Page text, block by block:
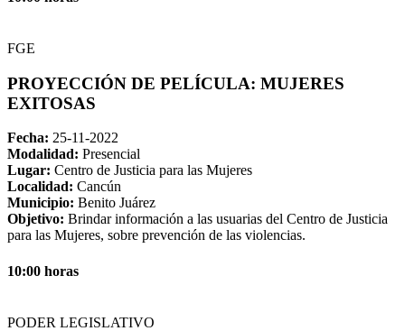
FGE
PROYECCIÓN DE PELÍCULA: MUJERES
EXITOSAS
Fecha: 25-11-2022
Modalidad: Presencial
Lugar: Centro de Justicia para las Mujeres
Localidad: Cancún
Municipio: Benito Juárez
Objetivo: Brindar información a las usuarias del Centro de Justicia
para las Mujeres, sobre prevención de las violencias.
10:00 horas
PODER LEGISLATIVO